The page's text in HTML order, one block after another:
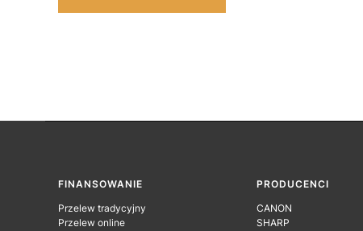
Linki w stopce
FINANSOWANIE
Przelew tradycyjny
Przelew online
PRODUCENCI
CANON
SHARP